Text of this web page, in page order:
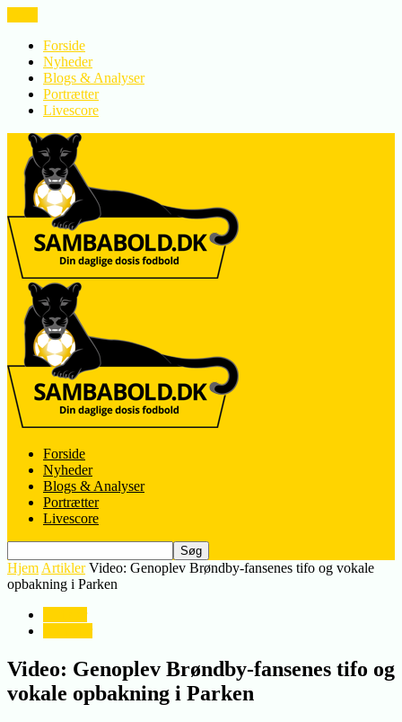
Forside
Nyheder
Blogs & Analyser
Portrætter
Livescore
Forside
Nyheder
Blogs & Analyser
Portrætter
Livescore
Hjem Artikler Video: Genoplev Brøndby-fansenes tifo og vokale
opbakning i Parken
Video: Genoplev Brøndby-fansenes tifo og
vokale opbakning i Parken